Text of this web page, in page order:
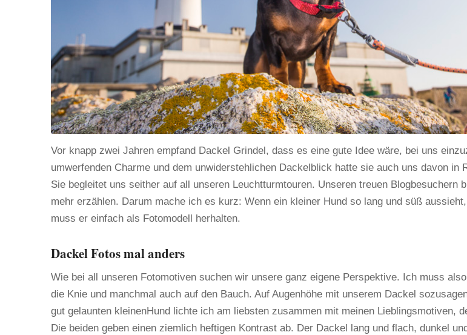
Vor knapp zwei Jahren empfand Dackel Grindel, dass es eine gute Idee wäre, bei uns
umwerfenden Charme und dem unwiderstehlichen Dackelblick hatte sie auch uns davon in
Sie begleitet uns seither auf all unseren Leuchtturmtouren. Unseren treuen Blogbesuchern
mehr erzählen. Darum mache ich es kurz: Wenn ein kleiner Hund so lang und süß
muss er einfach als Fotomodell herhalten.
Dackel Fotos mal anders
Wie bei all unseren Fotomotiven suchen wir unsere ganz eigene Perspektive. Ich muss
die Knie und manchmal auch auf den Bauch. Auf Augenhöhe mit unserem Dackel
gut gelaunten kleinenHund lichte ich am liebsten zusammen mit meinen Lieblingsmotiven,
Die beiden geben einen ziemlich heftigen Kontrast ab. Der Dackel lang und flach, dunkel